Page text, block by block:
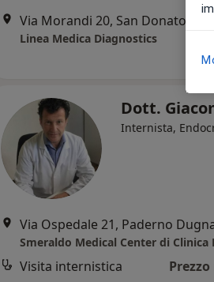
Via Morandi 20, San Donato
Linea Medica Diagnostics
Dott.
Internista,
Via Ospedale 21, Paderno
Visita internistica